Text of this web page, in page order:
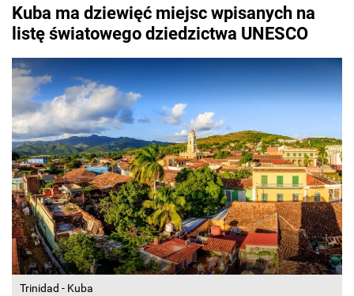
Kuba ma dziewięć miejsc wpisanych na
listę światowego dziedzictwa UNESCO
Trinidad - Kuba